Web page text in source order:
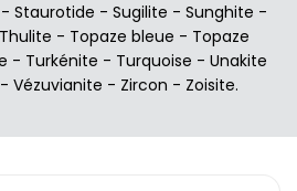
- Staurotide - Sugilite - Sunghite -
Thulite - Topaze bleue - Topaze
- Turkénite - Turquoise - Unakite
- Vézuvianite - Zircon - Zoisite.